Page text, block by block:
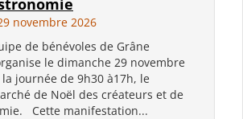
novembre 2026
de bénévoles de Grâne
le dimanche 29 novembre
journée de 9h30 à17h, le
de Noël des créateurs et de
Cette manifestation...